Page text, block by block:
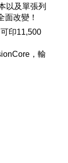
以及單張列
面改變！
印11,500
，輸